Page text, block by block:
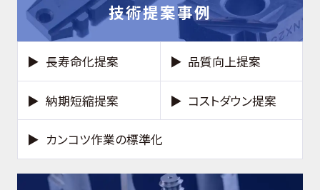
技術提案事例
長寿命化提案 品質向上提案
納期短縮提案 コストダウン提案
カンコツ作業の標準化